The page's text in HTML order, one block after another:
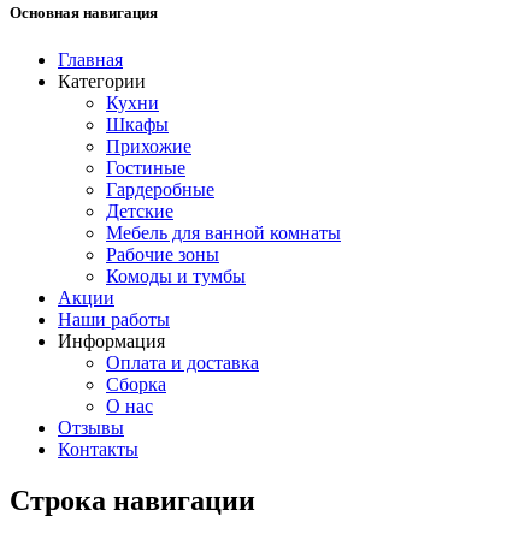
Основная навигация
Главная
Категории
Кухни
Шкафы
Прихожие
Гостиные
Гардеробные
Детские
Мебель для ванной комнаты
Рабочие зоны
Комоды и тумбы
Акции
Наши работы
Информация
Оплата и доставка
Сборка
О нас
Отзывы
Контакты
Строка навигации